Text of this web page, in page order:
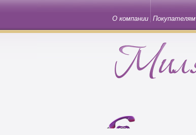
О компании Покупателям